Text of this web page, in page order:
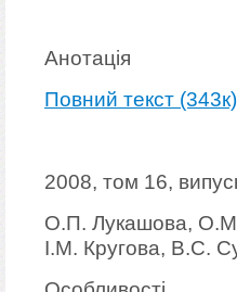
Анотація
Повний текст (343к)
2008, том 16,
О.П. Лукашова,
І.М. Кругова, B.C.